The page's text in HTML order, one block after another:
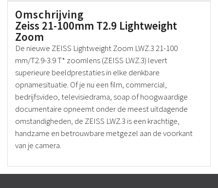
Omschrijving
Zeiss 21-100mm T2.9 Lightweight
Zoom
De nieuwe ZEISS Lightweight Zoom LWZ.3 21-100
mm/T2.9-3.9 T* zoomlens (ZEISS LWZ.3) levert
superieure beeldprestaties in elke denkbare
opnamesituatie. Of je nu een film, commercial,
bedrijfsvideo, televisiedrama, soap of hoogwaardige
documentaire opneemt onder de meest uitdagende
omstandigheden, de ZEISS LWZ.3 is een krachtige,
handzame en betrouwbare metgezel aan de voorkant
van je camera.